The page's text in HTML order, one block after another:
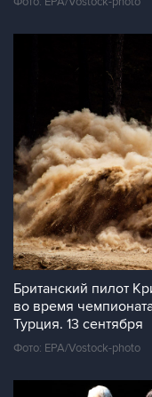
Британский пилот
во время
Турция. 13 cентября
Фото: EPA/Vostock-photo